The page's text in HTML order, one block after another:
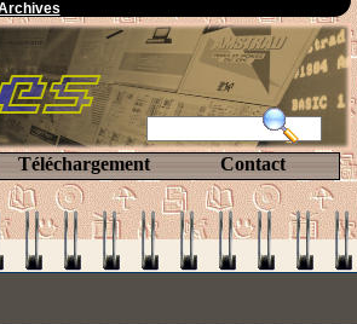
Téléchargement Contact